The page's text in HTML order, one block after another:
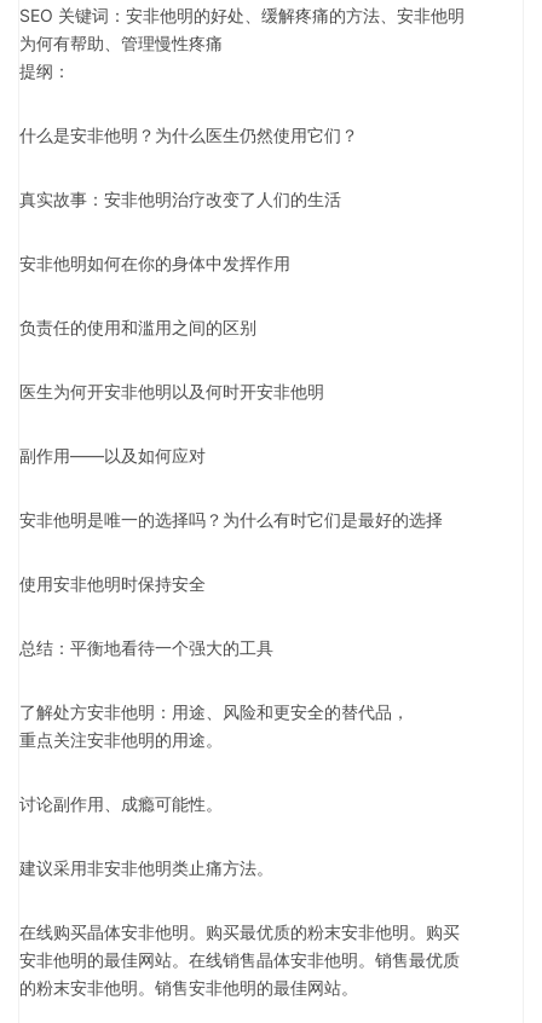
SEO 关键词：安非他明的好处、缓解疼痛的方法、安非他明
为何有帮助、管理慢性疼痛
提纲：
什么是安非他明？为什么医生仍然使用它们？
真实故事：安非他明治疗改变了人们的生活
安非他明如何在你的身体中发挥作用
负责任的使用和滥用之间的区别
医生为何开安非他明以及何时开安非他明
副作用——以及如何应对
安非他明是唯一的选择吗？为什么有时它们是最好的选择
使用安非他明时保持安全
总结：平衡地看待一个强大的工具
了解处方安非他明：用途、风险和更安全的替代品，
重点关注安非他明的用途。
讨论副作用、成瘾可能性。
建议采用非安非他明类止痛方法。
在线购买晶体安非他明。购买最优质的粉末安非他明。购买
安非他明的最佳网站。在线销售晶体安非他明。销售最优质
的粉末安非他明。销售安非他明的最佳网站。